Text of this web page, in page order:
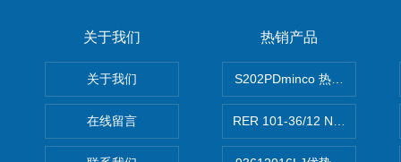
关于我们
关于我们
在线留言
热销产品
S202PDminco 热电阻
RER 101-36/12 NHH离心